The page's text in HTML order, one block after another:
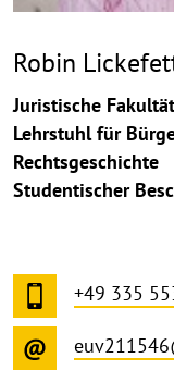
Robin
Juristische
Lehrstuhl für
Rechtsgeschichte
Studentischer
+49 335